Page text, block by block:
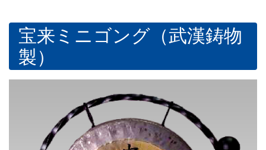
宝来ミニゴング（武漢鋳物
製）